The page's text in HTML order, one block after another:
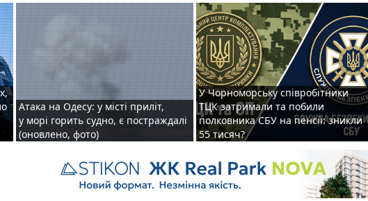
Атака на Одесу: у місті приліт,
у морі горить судно, є постраждалі
(оновлено, фото)
У Чорноморську співробітники
ТЦК затримали та побили
полковника СБУ на пенсії: зникли
55 тисяч?